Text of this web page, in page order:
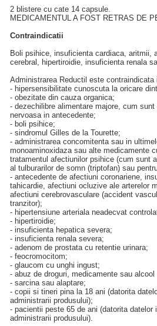
2 blistere cu cate 14 capsule.
MEDICAMENTUL A FOST RETRAS DE
Contraindicatii
Boli psihice, insuficienta cardiaca, aritmii,
cerebral, hipertiroidie, insuficienta renala
Administrarea Reductil este contraindicata
- hipersensibilitate cunoscuta la oricare
- obezitate din cauza organica;
- dezechilibre alimentare majore, cum
nervoasa in antecedente;
- boli psihice;
- sindromul Gilles de la Tourette;
- administrarea concomitenta sau in
monoaminoxidaza sau alte medicamente
tratamentul afectiunilor psihice (cum sunt
al tulburarilor de somn (triptofan) sau
- antecedente de afectiuni coronariene,
tahicardie, afectiuni ocluzive ale arterelor
afectiuni cerebrovasculare (accident
tranzitor);
- hipertensiune arteriala neadecvat
- hipertiroidie;
- insuficienta hepatica severa;
- insuficienta renala severa;
- adenom de prostata cu retentie urinara;
- feocromocitom;
- glaucom cu unghi ingust;
- abuz de droguri, medicamente sau
- sarcina sau alaptare;
- copii si tineri pina la 18 ani (datorita
administrarii produsului);
- pacientii peste 65 de ani (datorita datelor
administrarii produsului).